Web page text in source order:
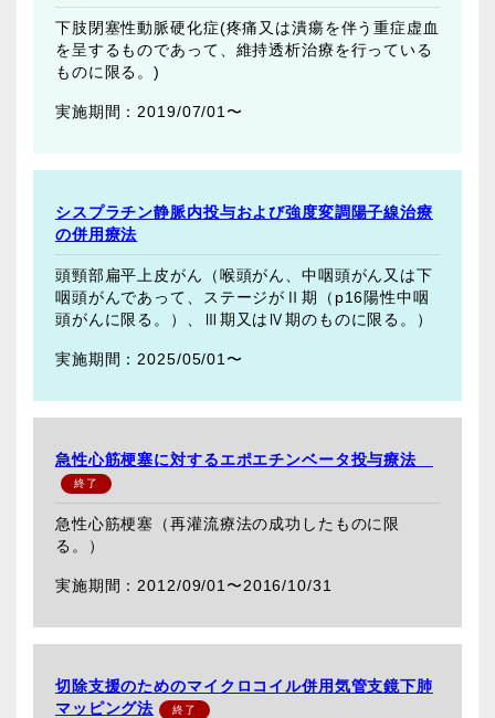
下肢閉塞性動脈硬化症(疼痛又は潰瘍を伴う重症虚血
を呈するものであって、維持透析治療を行っている
ものに限る。)
2019/07/01〜
シスプラチン静脈内投与および強度変調陽子線治療
の併用療法
頭頸部扁平上皮がん（喉頭がん、中咽頭がん又は下
咽頭がんであって、ステージがⅡ期（p16陽性中咽
頭がんに限る。）、Ⅲ期又はⅣ期のものに限る。）
2025/05/01〜
急性心筋梗塞に対するエポエチンベータ投与療法
急性心筋梗塞（再灌流療法の成功したものに限
る。）
2012/09/01〜2016/10/31
切除支援のためのマイクロコイル併用気管支鏡下肺
マッピング法